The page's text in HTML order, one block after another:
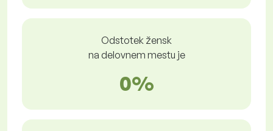
Odstotek žensk
na delovnem mestu je
0%